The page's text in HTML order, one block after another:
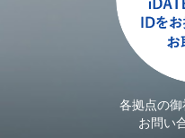
各拠点の
お問い